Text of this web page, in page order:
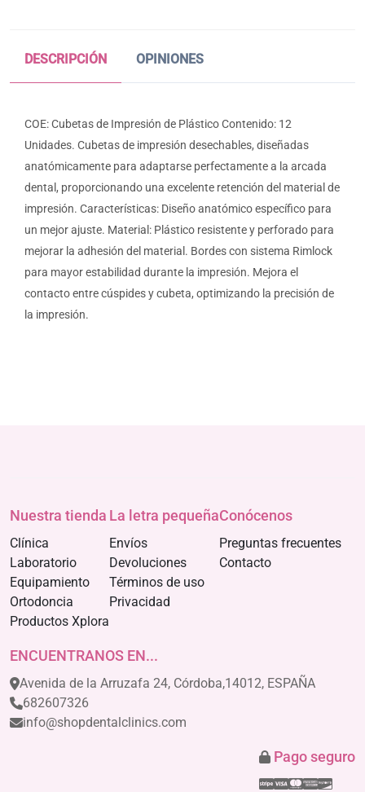
DESCRIPCIÓN OPINIONES
COE: Cubetas de Impresión de Plástico Contenido: 12
Unidades. Cubetas de impresión desechables, diseñadas
anatómicamente para adaptarse perfectamente a la arcada
dental, proporcionando una excelente retención del material de
impresión. Características: Diseño anatómico específico para
un mejor ajuste. Material: Plástico resistente y perforado para
mejorar la adhesión del material. Bordes con sistema Rimlock
para mayor estabilidad durante la impresión. Mejora el
contacto entre cúspides y cubeta, optimizando la precisión de
la impresión.
Nuestra tienda
Clínica
Laboratorio
Equipamiento
Ortodoncia
Productos Xplora
La letra pequeña
Envíos
Devoluciones
Términos de uso
Privacidad
Conócenos
Preguntas frecuentes
Contacto
ENCUENTRANOS EN...
Avenida de la Arruzafa 24, Córdoba,14012, ESPAÑA
682607326
info@shopdentalclinics.com
Pago seguro
Stripe
Visa